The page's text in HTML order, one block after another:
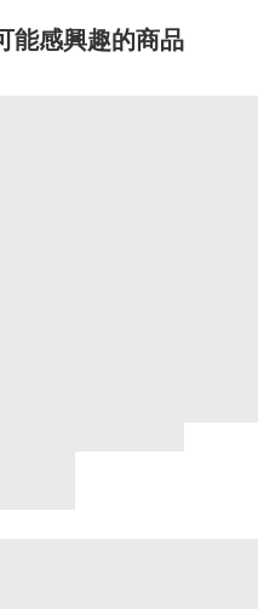
能感興趣的商品